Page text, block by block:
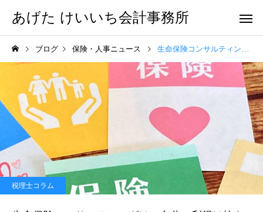
あげた けいいち会計事務所
ブログ 保険・人事ニュース 生命保険コンサルティングは、自分の利得は抜き＝客観的ベストアドバイスでこそ
税理士コラム